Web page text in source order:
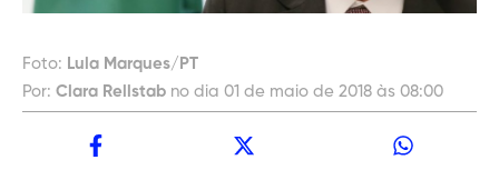
Foto: Lula Marques/PT
Por: Clara Rellstab no dia 01 de maio de 2018 às 08:00